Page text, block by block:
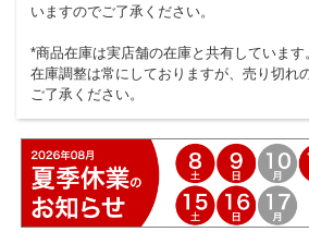
いますのでご了承ください。
*商品在庫は実店舗の在庫と共有しています
在庫調整は常にしておりますが、売り切れ
ご了承ください。